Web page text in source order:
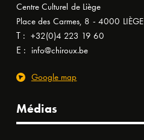
Centre Culturel de Liège
Place des Carmes, 8 - 4000 LIÈGE
T : +32(0)4 223 19 60
E : info@chiroux.be
Google map
Médias